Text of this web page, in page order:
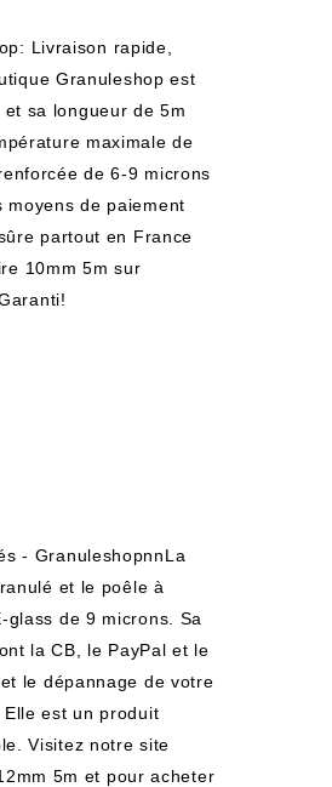
Livraison rapide,
Granuleshop est
sa longueur de 5m
maximale de
de 6-9 microns
de paiement
partout en France
10mm 5m sur
- GranuleshopnnLa
et le poêle à
de 9 microns. Sa
la CB, le PayPal et le
le dépannage de votre
est un produit
Visitez notre site
5m et pour acheter